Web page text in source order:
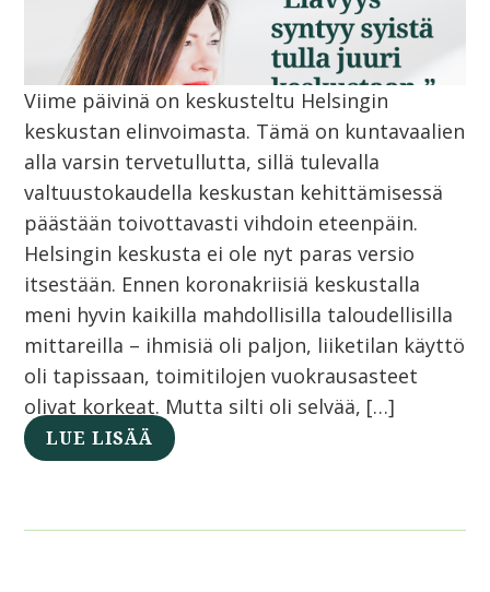
Viime päivinä on keskusteltu Helsingin
keskustan elinvoimasta. Tämä on kuntavaalien
alla varsin tervetullutta, sillä tulevalla
valtuustokaudella keskustan kehittämisessä
päästään toivottavasti vihdoin eteenpäin.
Helsingin keskusta ei ole nyt paras versio
itsestään. Ennen koronakriisiä keskustalla
meni hyvin kaikilla mahdollisilla taloudellisilla
mittareilla – ihmisiä oli paljon, liiketilan käyttö
oli tapissaan, toimitilojen vuokrausasteet
olivat korkeat. Mutta silti oli selvää, […]
LUE LISÄÄ